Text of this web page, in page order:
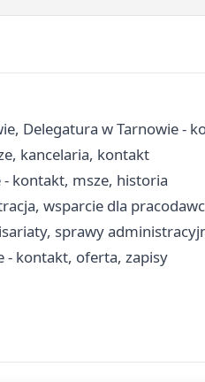
Delegatura w Tarnowie -
kancelaria, kontakt
kontakt, msze, historia
wsparcie dla
sprawy
- kontakt, oferta, zapisy